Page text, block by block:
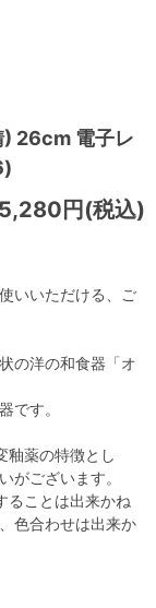
) 26cm 電子レ
5,280円(税込)
いいただける、ご
の洋の和食器「オ
です。
釉薬の特徴とし
がございます。
ることは出来かね
色合わせは出来か